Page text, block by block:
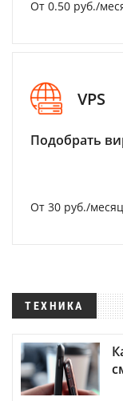
От 0.50 руб./
VPS
Подобрать
От 30 руб./месяц
ТЕХНИКА